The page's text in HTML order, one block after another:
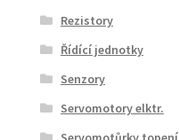
Rezistory
Řídící jednotky
Senzory
Servomotory elktr.